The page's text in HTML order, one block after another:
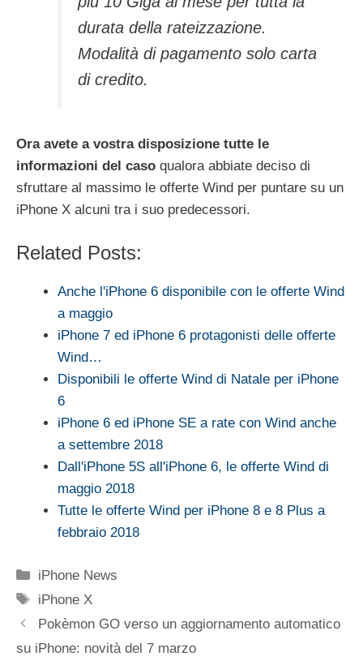
durata della rateizzazione.
Modalità di pagamento solo carta
di credito.
Ora avete a vostra disposizione tutte le
informazioni del caso qualora abbiate deciso di
sfruttare al massimo le offerte Wind per puntare su un
iPhone X alcuni tra i suo predecessori.
Related Posts:
Anche l'iPhone 6 disponibile con le offerte Wind
a maggio
iPhone 7 ed iPhone 6 protagonisti delle offerte
Wind…
Disponibili le offerte Wind di Natale per iPhone
6
iPhone 6 ed iPhone SE a rate con Wind anche
a settembre 2018
Dall'iPhone 5S all'iPhone 6, le offerte Wind di
maggio 2018
Tutte le offerte Wind per iPhone 8 e 8 Plus a
febbraio 2018
Categorie
iPhone News
Tag
iPhone X
Pokèmon GO verso un aggiornamento automatico
su iPhone: novità del 7 marzo